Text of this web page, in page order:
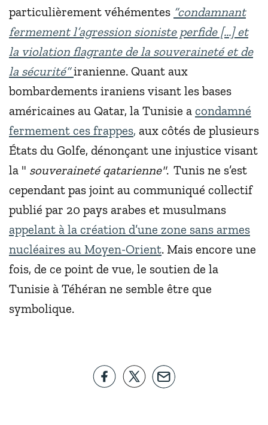
particulièrement véhémentes “condamnant
fermement l’agression sioniste perfide [...] et
la violation flagrante de la souveraineté et de
la sécurité” iranienne. Quant aux
bombardements iraniens visant les bases
américaines au Qatar, la Tunisie a condamné
fermement ces frappes, aux côtés de plusieurs
États du Golfe, dénonçant une injustice visant
la " souveraineté qatarienne". Tunis ne s’est
cependant pas joint au communiqué collectif
publié par 20 pays arabes et musulmans
appelant à la création d’une zone sans armes
nucléaires au Moyen-Orient. Mais encore une
fois, de ce point de vue, le soutien de la
Tunisie à Téhéran ne semble être que
symbolique.